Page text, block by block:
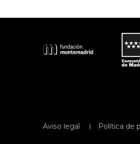
Aviso legal Política de